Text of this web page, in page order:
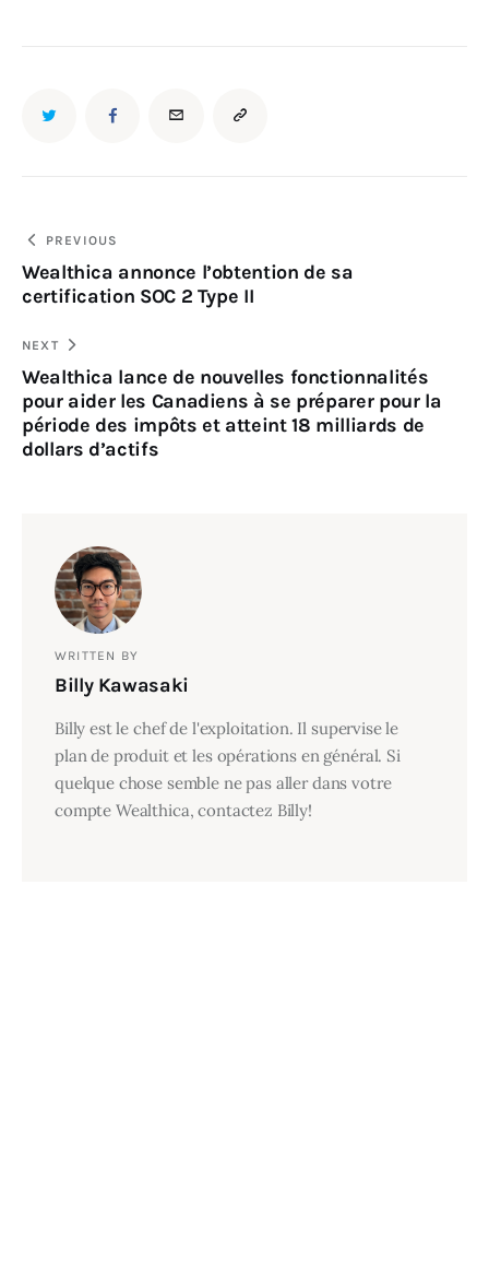
PREVIOUS
Wealthica annonce l’obtention de sa
certification SOC 2 Type II
NEXT
Wealthica lance de nouvelles fonctionnalités
pour aider les Canadiens à se préparer pour la
période des impôts et atteint 18 milliards de
dollars d’actifs
WRITTEN BY
Billy Kawasaki
Billy est le chef de l'exploitation. Il supervise le
plan de produit et les opérations en général. Si
quelque chose semble ne pas aller dans votre
compte Wealthica, contactez Billy!